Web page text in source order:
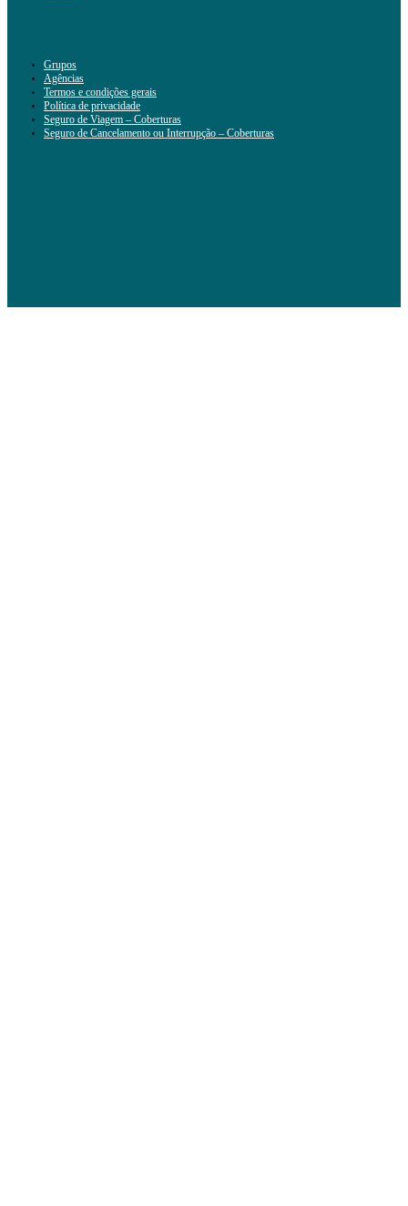
Grupos
Agências
Termos e condições gerais
Política de privacidade
Seguro de Viagem – Coberturas
Seguro de Cancelamento ou Interrupção – Coberturas